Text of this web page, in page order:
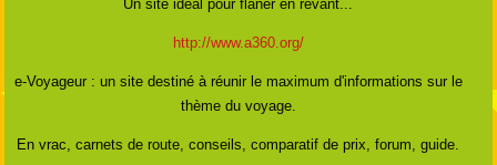
Un site idéal pour flâner en rêvant...
http://www.a360.org/
e-Voyageur : un site destiné à réunir le maximum d'informations sur le
thème du voyage.
En vrac, carnets de route, conseils, comparatif de prix, forum, guide.